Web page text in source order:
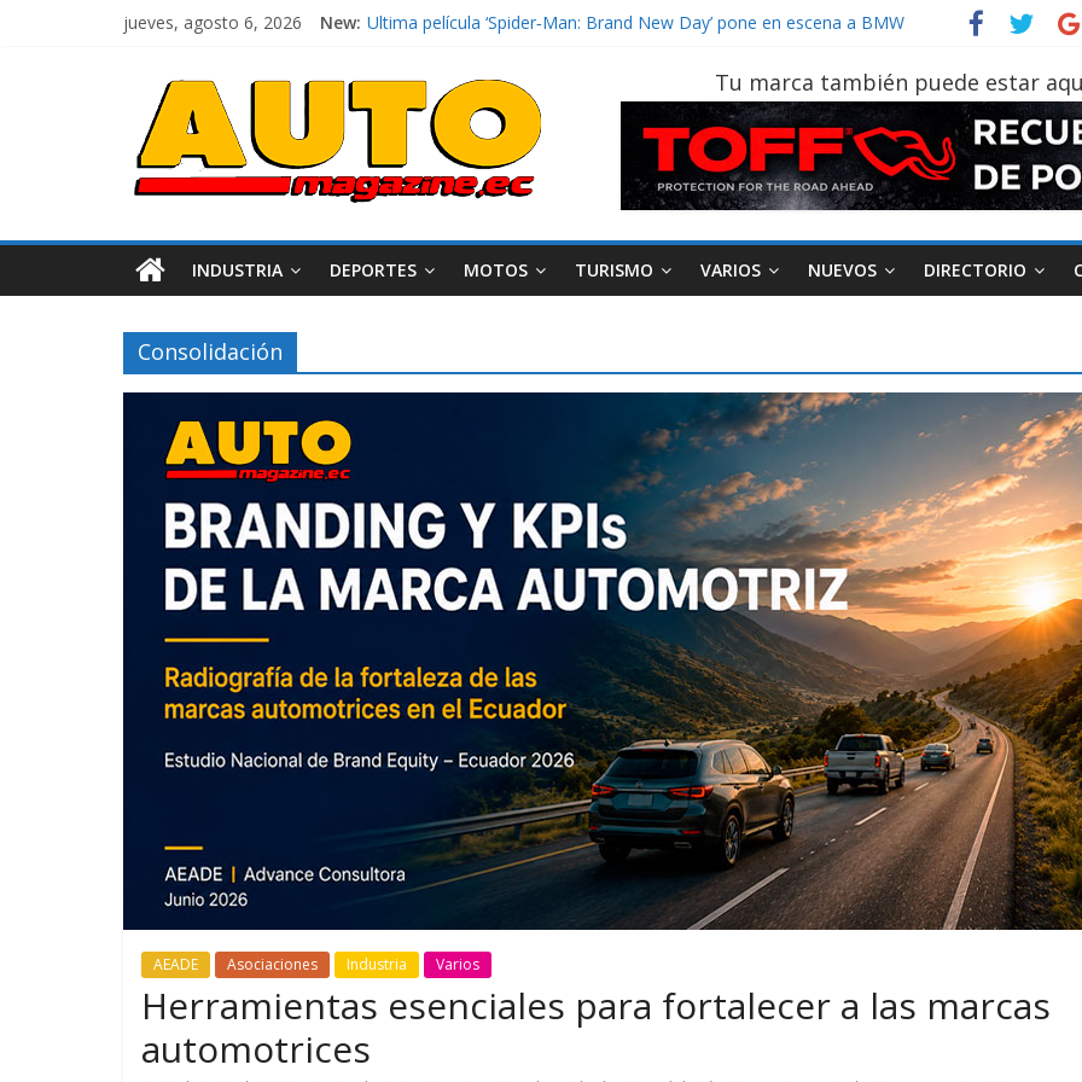
jueves, agosto 6, 2026 New: El costo de tener un vehículo gana protagonismo a la hora de decidir
¿Qué puede pasar con tu vehículo si permanece varios días sin usar?
La Vuelta al Ecuador 2026, edición 47ª, recorre 7 provincias en 8 días
La FEDAK recibe 12 Sinotruk Bolden para cubrir las rutas de La Vuelta
Tu marca también puede estar
INDUSTRIA DEPORTES MOTOS TURISMO VARIOS NUEVOS DIRECTORIO
Consolidación
AEADE Asociaciones Industria Varios
Herramientas esenciales para fortalecer a las marcas
automotrices
Movilidad Varios
GM reafirma su
compromiso con movilidad
más segura y conectada
Movilidad Turismo Varios
¿Qué puede pasar con tu
vehículo si permanece
varios días sin usar?
AEADE Motociclismo
Movilidad
Campaña busca cambiar
destino de los
en la región